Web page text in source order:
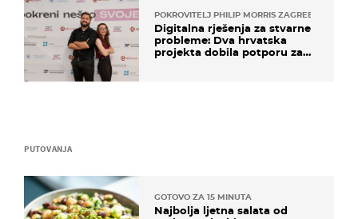
PUTOVANJA
GOTOVO ZA 15 MINUTA
Najbolja ljetna salata od
POKROVITELJ PHILIP MORRIS ZAGREB
Digitalna rješenja za stvarne
probleme: Dva hrvatska
projekta dobila potporu za